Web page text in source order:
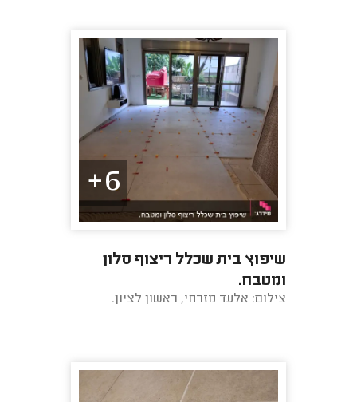
6+
שיפוץ בית שכלל ריצוף סלון
ומטבח.
צילום: אלעד מזרחי, ראשון לציון.